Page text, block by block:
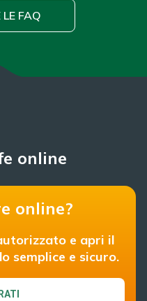
FAQ
online
online?
e apri il
semplice e sicuro.